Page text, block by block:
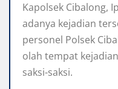
Kapolsek Cibalong,
adanya kejadian
personel Polsek
olah tempat
saksi-saksi.